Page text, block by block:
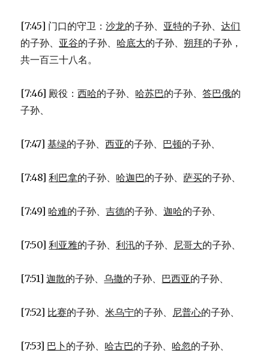
[7:45] 门口的守卫：沙龙的子孙、 亚特的子孙、达们
的子孙、 亚谷的子孙、 哈底大的子孙、朔拜的子孙，
共一百三十八名。
[7:46] 殿役：西哈的子孙、 哈苏巴的子孙、答巴俄的
子孙、
[7:47]基绿的子孙、西亚的子孙、 巴顿的子孙、
[7:48]利巴拿的子孙、 哈迦巴的子孙、萨买的子孙、
[7:49] 哈难的子孙、吉德的子孙、迦哈的子孙、
[7:50]利亚雅的子孙、利汛的子孙、 尼哥大的子孙、
[7:51]迦散的子孙、乌撒的子孙、 巴西亚的子孙、
[7:52] 比赛的子孙、米乌宁的子孙、 尼普心的子孙、
[7:53] 巴卜的子孙、 哈古巴的子孙、 哈忽的子孙、